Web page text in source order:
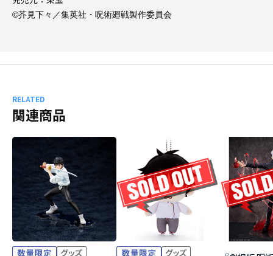
©芥見下々／集英社・呪術廻戦製作委員会
RELATED
関連商品